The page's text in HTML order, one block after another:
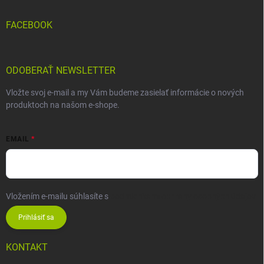
FACEBOOK
ODOBERAŤ NEWSLETTER
Vložte svoj e-mail a my Vám budeme zasielať informácie o nových
produktoch na našom e-shope.
EMAIL
Vložením e-mailu súhlasíte s
Prihlásiť sa
KONTAKT